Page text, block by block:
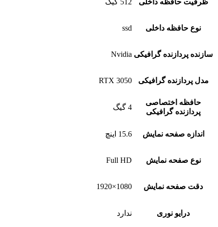
نوع حافظه داخلی ssd
سازنده پردازنده گرافیکی Nvidia
مدل پردازنده گرافیکی RTX 3050
حافظه اختصاصی
پردازنده گرافیکی
4 گیگ
اندازه صفحه نمایش 15.6 اینچ
نوع صفحه نمایش Full HD
دقت صفحه نمایش 1080×1920
درایو نوری ندارد